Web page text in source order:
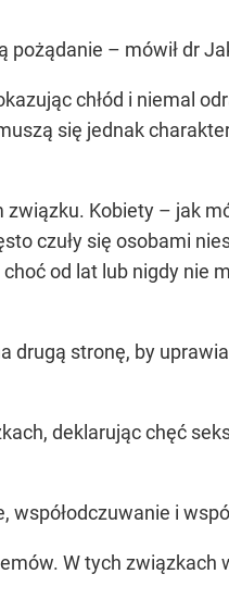
pożądanie – mówił dr
chłód i niemal
się jednak
Kobiety – jak
czuły się osobami
od lat lub nigdy nie
stronę, by
deklarując chęć
współodczuwanie i
W tych związkach